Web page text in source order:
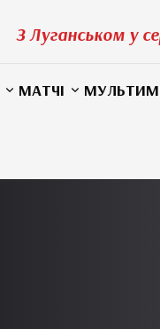
З Луганськом у
МАТЧІ